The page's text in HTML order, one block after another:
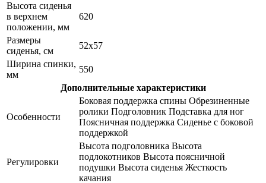
Высота сиденья
в верхнем
положении, мм
620
Размеры
сиденья, см
52x57
Ширина спинки,
мм
550
Дополнительные характеристики
Особенности
Боковая поддержка спины Обрезиненные
ролики Подголовник Подставка для ног
Поясничная поддержка Сиденье с боковой
поддержкой
Регулировки
Высота подголовника Высота
подлокотников Высота поясничной
подушки Высота сиденья Жесткость
качания